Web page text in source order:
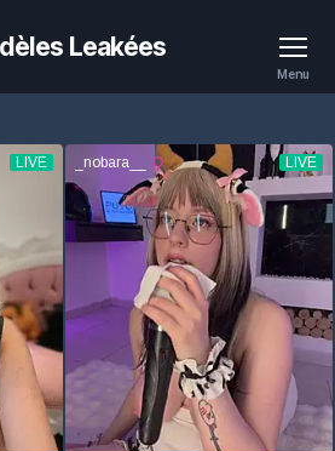
Leakées
Menu